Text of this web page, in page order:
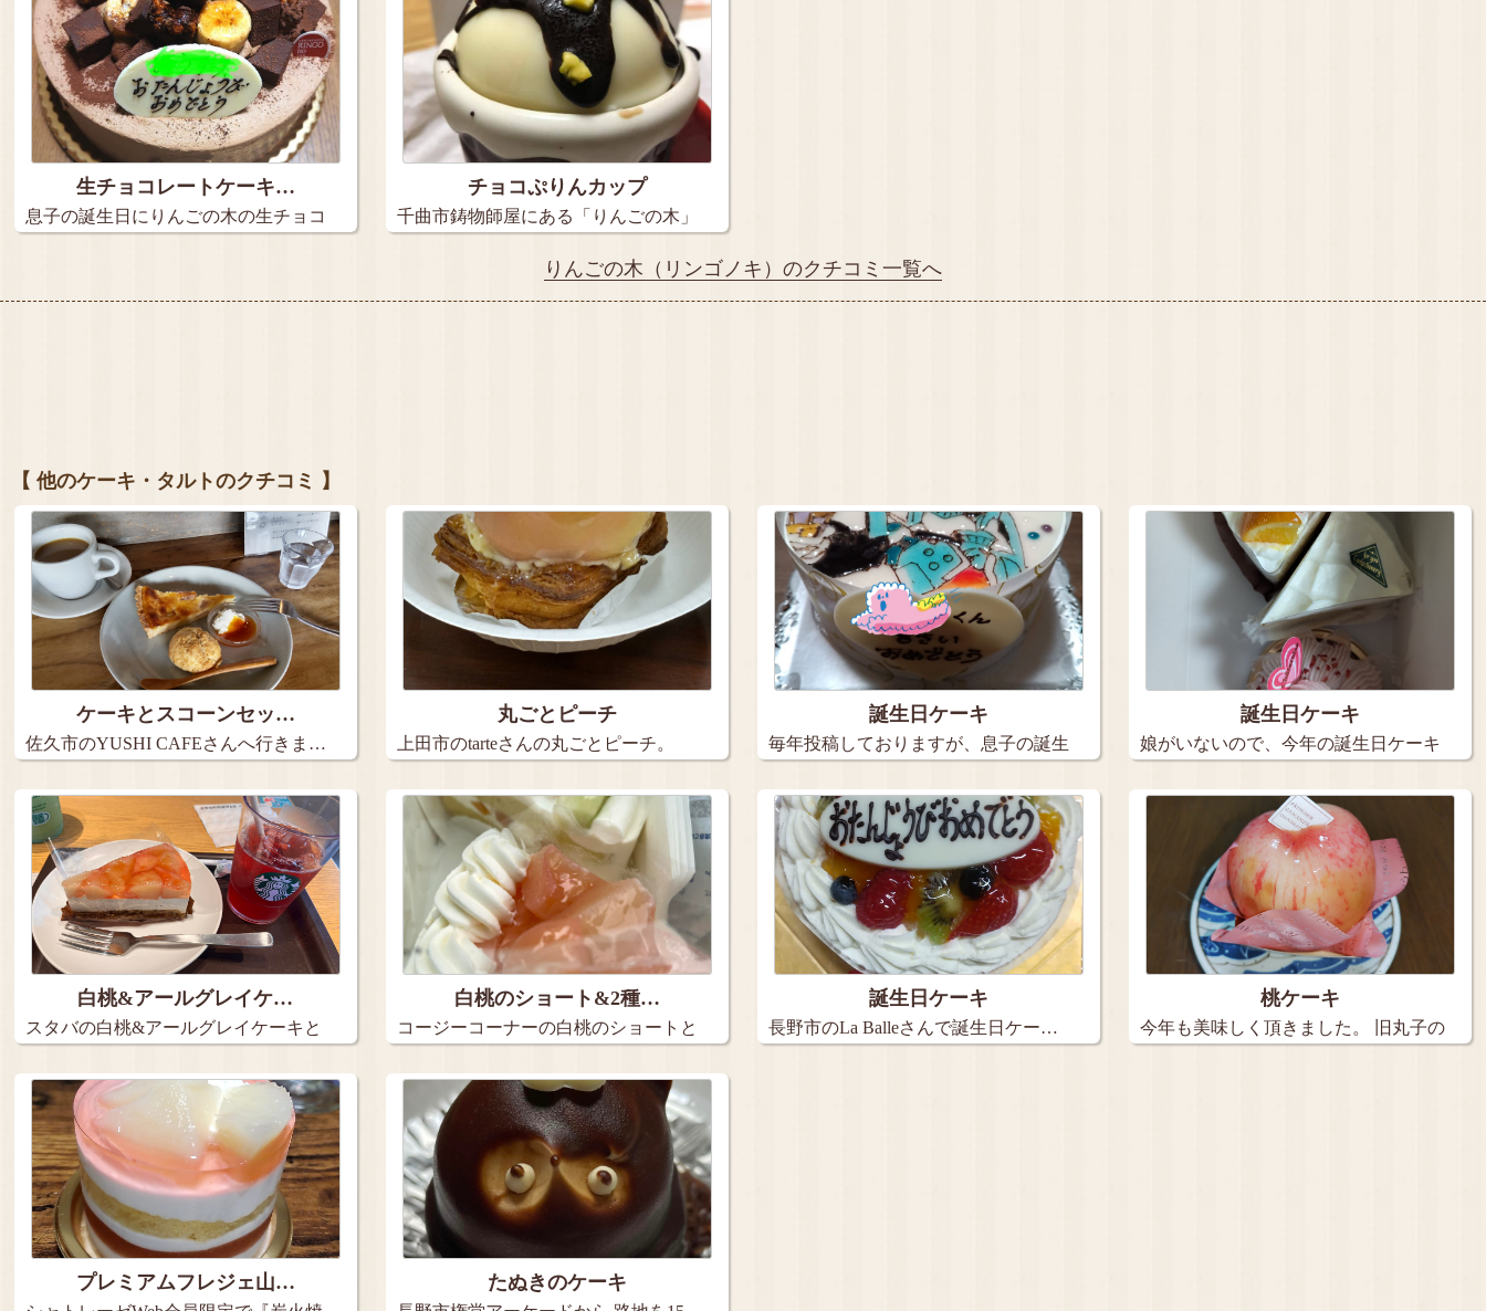
生チョコレートケーキ…
息子の誕生日にりんごの木の生チョコ
チョコぷりんカップ
千曲市鋳物師屋にある「りんごの木」
りんごの木（リンゴノキ）のクチコミ一覧へ
【 他のケーキ・タルトのクチコミ 】
ケーキとスコーンセッ…
佐久市のYUSHI CAFEさんへ行きま…
丸ごとピーチ
上田市のtarteさんの丸ごとピーチ。
誕生日ケーキ
毎年投稿しておりますが、息子の誕生
誕生日ケーキ
娘がいないので、今年の誕生日ケーキ
白桃&アールグレイケ…
スタバの白桃&アールグレイケーキと
白桃のショート&2種…
コージーコーナーの白桃のショートと
誕生日ケーキ
長野市のLa Balleさんで誕生日ケー…
桃ケーキ
今年も美味しく頂きました。 旧丸子の
プレミアムフレジェ山… たぬきのケーキ